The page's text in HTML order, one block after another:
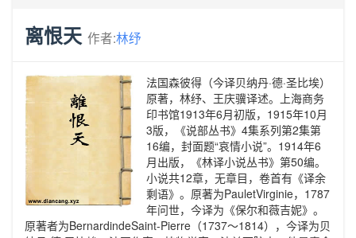
离恨天 作者:林纾
法国森彼得（今译贝纳丹·德·圣比埃）
原著，林纾、王庆骥译述。上海商务
印书馆1913年6月初版，1915年10月
3版，《说部丛书》4集系列第2集第
16编，封面题“哀情小说”。1914年6
月出版，《林译小说丛书》第50编。
小说共12章，无章目，卷首有《译余
剩语》。原著为PauletVirginie，1787
年问世，今译为《保尔和薇吉妮》。
原著者为BernardindeSaint-Pierre（1737～1814），今译为贝